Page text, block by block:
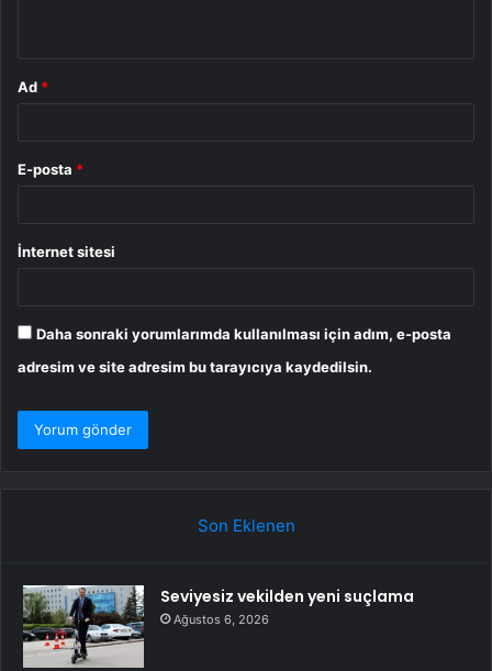
Ad *
E-posta *
İnternet sitesi
Daha sonraki yorumlarımda kullanılması için adım, e-posta
adresim ve site adresim bu tarayıcıya kaydedilsin.
Son Eklenen
Seviyesiz vekilden yeni suçlama
Ağustos 6, 2026